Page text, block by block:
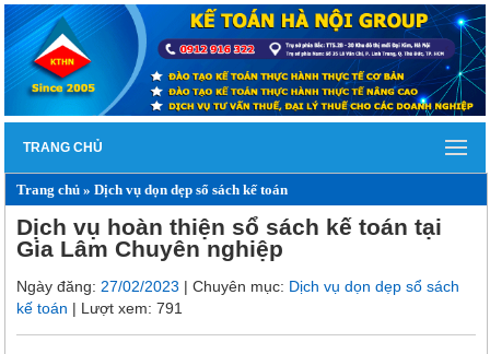
TRANG CHỦ
Trang chủ »Dịch vụ dọn dẹp sổ sách kế toán
Dịch vụ hoàn thiện sổ sách kế toán tại
Gia Lâm Chuyên nghiệp
Ngày đăng: 27/02/2023 | Chuyên mục: Dịch vụ dọn dẹp sổ sách
kế toán | Lượt xem: 791